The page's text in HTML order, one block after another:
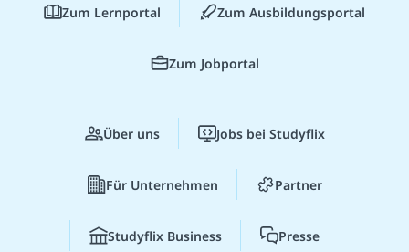
Zum Lernportal Zum Ausbildungsportal
Zum Jobportal
Über uns Jobs bei Studyflix
Für Unternehmen Partner
Studyflix Business Presse